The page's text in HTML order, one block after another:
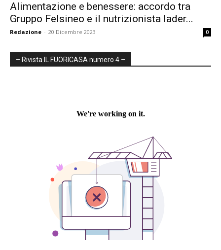
Alimentazione e benessere: accordo tra
Gruppo Felsineo e il nutrizionista Iader...
Redazione - 20 Dicembre 2023 0
– Rivista IL FUORICASA numero 4 –